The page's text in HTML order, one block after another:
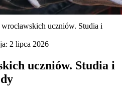
uczniów. Studia i
2 lipca 2026
uczniów. Studia i